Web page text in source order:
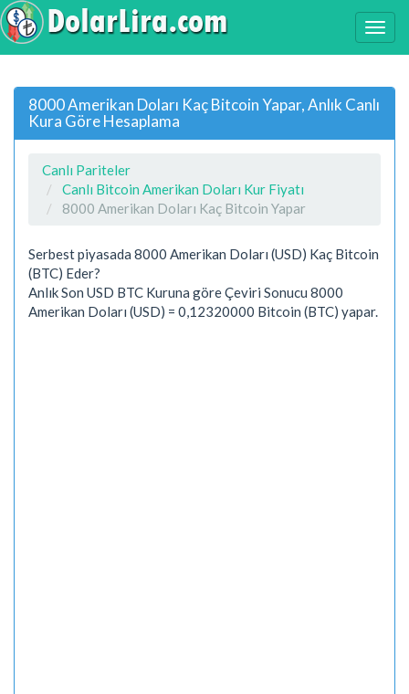
8000 Amerikan Doları Kaç Bitcoin Yapar, Anlık Canlı
Kura Göre Hesaplama
Canlı Pariteler
Canlı Bitcoin Amerikan Doları Kur Fiyatı
8000 Amerikan Doları Kaç Bitcoin Yapar
Serbest piyasada 8000 Amerikan Doları (USD) Kaç Bitcoin
(BTC) Eder?
Anlık Son USD BTC Kuruna göre Çeviri Sonucu 8000
Amerikan Doları (USD) = 0,12320000 Bitcoin (BTC) yapar.